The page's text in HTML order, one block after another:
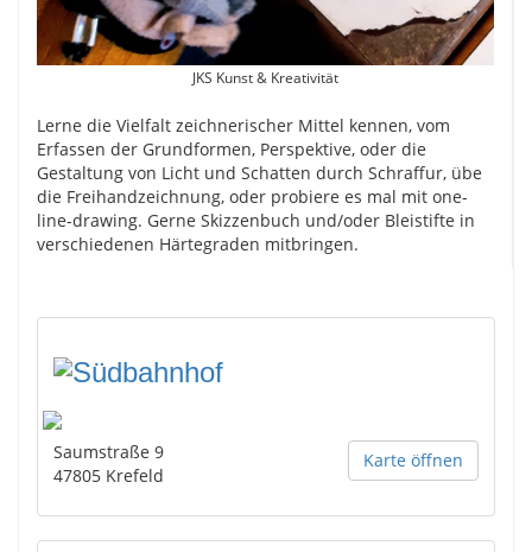
JKS Kunst & Kreativität
Lerne die Vielfalt zeichnerischer Mittel kennen, vom
Erfassen der Grundformen, Perspektive, oder die
Gestaltung von Licht und Schatten durch Schraffur, übe
die Freihandzeichnung, oder probiere es mal mit one-
line-drawing. Gerne Skizzenbuch und/oder Bleistifte in
verschiedenen Härtegraden mitbringen.
Karte öffnen
Saumstraße 9
47805 Krefeld